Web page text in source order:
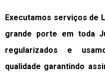
Executamos serviços de
grande porte em toda
regularizados e
qualidade garantindo